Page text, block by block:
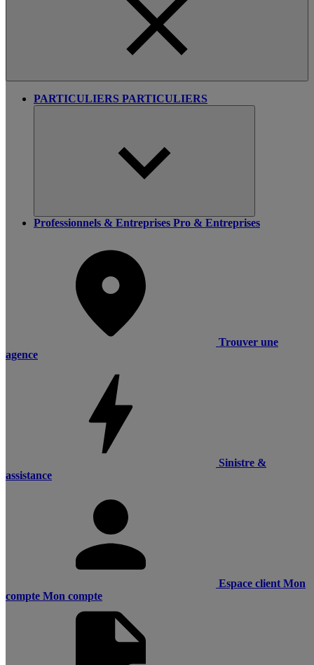
PARTICULIERS PARTICULIERS
Professionnels & Entreprises Pro & Entreprises
Trouver une
agence
Sinistre &
assistance
Espace client Mon
compte Mon compte